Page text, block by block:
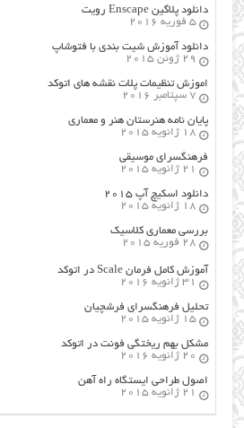
دانلود پلاگین Enscape رویت
5 فوریه 2016
دانلود آموزش شیت بندی با فتوشاپ
29 ژوئن 2015
اموزش تنظیمات پلات نقشه های اتوکد
7 سپتامبر 2016
پایان نامه هنرستان هنر و معماري
18 ژانویه 2015
فرهنگسراي موسيقي
21 ژانویه 2015
دانلود اسکیچ آپ ۲۰۱۵
18 ژانویه 2015
بررسی معماری کلاسیک
28 فوریه 2015
آموزش کامل فرمان Scale در اتوکد
31 ژانویه 2016
تحلیل فرهنگسرای فرشچیان
15 ژانویه 2015
مشکل بهم ریختگی فونت در اتوکد
20 ژانویه 2016
اصول طراحي ایستگاه راه آهن
21 ژانویه 2015